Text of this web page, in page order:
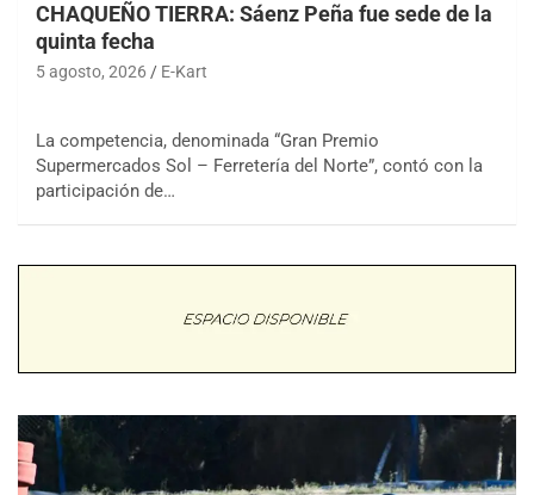
CHAQUEÑO TIERRA: Sáenz Peña fue sede de la
quinta fecha
5 agosto, 2026 E-Kart
La competencia, denominada “Gran Premio
Supermercados Sol – Ferretería del Norte”, contó con la
participación de…